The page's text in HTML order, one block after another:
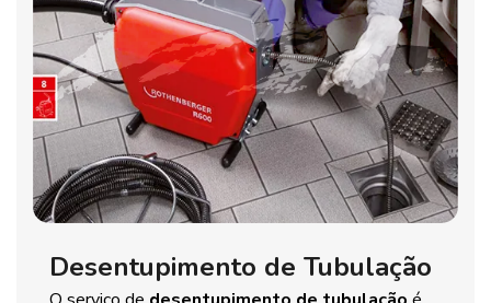
Desentupimento de Tubulação